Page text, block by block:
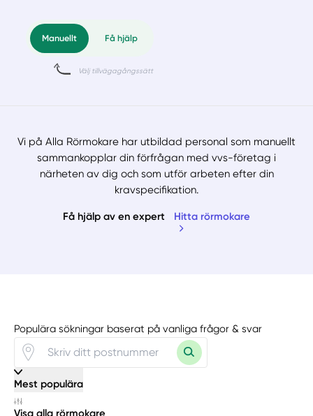
Manuellt Få hjälp
Vi på Alla Rörmokare har utbildad personal som manuellt
sammankopplar din förfrågan med vvs-företag i
närheten av dig och som utför arbeten efter din
kravspecifikation.
Få hjälp av en expert Hitta rörmokare
Populära sökningar baserat på vanliga frågor & svar
Mest populära
Visa alla rörmokare